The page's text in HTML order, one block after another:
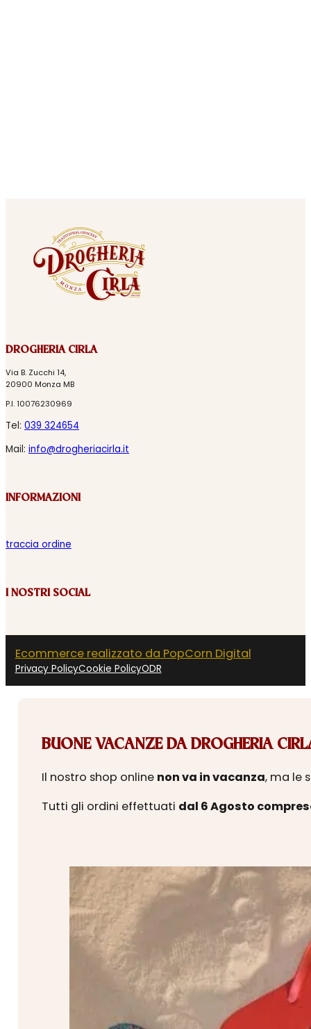
DROGHERIA CIRLA
Via B. Zucchi 14,
20900 Monza MB
P.I. 10076230969
Tel: 039 324654
Mail: info@drogheriacirla.it
INFORMAZIONI
traccia ordine
I NOSTRI SOCIAL
Ecommerce realizzato da PopCorn Digital
Privacy PolicyCookie PolicyODR
BUONE VACANZE DA DROGHERIA
Il nostro shop online non va in vacanza, ma le
Tutti gli ordini effettuati dal 6 Agosto